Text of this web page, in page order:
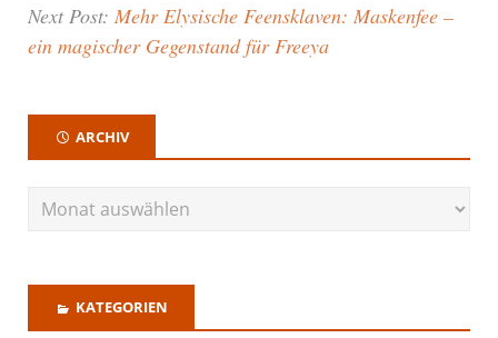
Next Post: Mehr Elysische Feensklaven: Maskenfee –
ein magischer Gegenstand für Freeya
ARCHIV
KATEGORIEN